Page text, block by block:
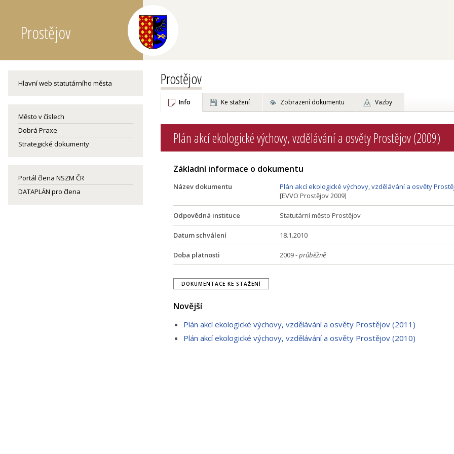
Prostějov
Hlavní web statutárního města
Město v číslech
Dobrá Praxe
Strategické dokumenty
Portál člena NSZM ČR
DATAPLÁN pro člena
Prostějov
Info Ke stažení Zobrazení dokumentu Vazby
Plán akcí ekologické výchovy, vzdělávání a osvěty Prostějov (2009)
Základní informace o dokumentu
Název dokumentu
Plán akcí ekologické výchovy, vzdělávání a osvěty
[EVVO Prostějov 2009]
Odpovědná instituce Statutární město Prostějov
Datum schválení 18.1.2010
Doba platnosti 2009 -průběžně
DOKUMENTACE KE STAŽENÍ
Novější
Plán akcí ekologické výchovy, vzdělávání a osvěty Prostějov (2011)
Plán akcí ekologické výchovy, vzdělávání a osvěty Prostějov (2010)